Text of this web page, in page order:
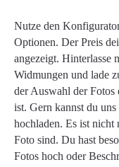
Nutze den
Optionen. Der Preis
angezeigt. Hinterlasse
Widmungen und lade
der Auswahl der Fotos
ist. Gern kannst du
hochladen. Es ist nicht
Foto sind. Du hast
Fotos hoch oder